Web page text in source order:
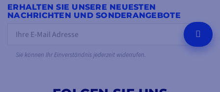
ERHALTEN SIE UNSERE NEUESTEN
NACHRICHTEN UND SONDERANGEBOTE
Sie können Ihr Einverständnis jederzeit widerrufen.